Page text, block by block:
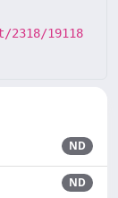
19118
ND
ND